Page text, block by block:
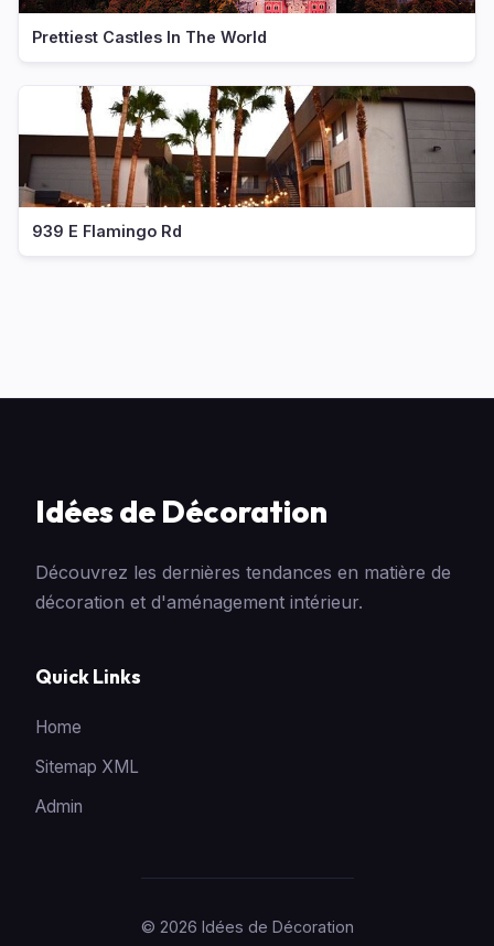
Prettiest Castles In The World
939 E Flamingo Rd
Idées de Décoration
Découvrez les dernières tendances en matière de
décoration et d'aménagement intérieur.
Quick Links
Home
Sitemap XML
Admin
© 2026 Idées de Décoration